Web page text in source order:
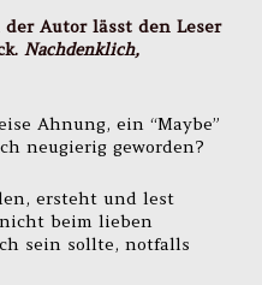
Autor lässt den Leser
Nachdenklich,
Ahnung, ein “Maybe”
neugierig geworden?
ersteht und lest
nicht beim lieben
sein sollte, notfalls